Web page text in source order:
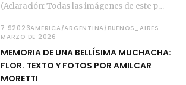
(Aclaración: Todas las imágenes de este posteo fueron tomadas de Bloghemia.com, y todos los…
7 92023AMERICA/ARGENTINA/BUENOS_AIRES
MARZO DE 2026
MEMORIA DE UNA BELLÍSIMA MUCHACHA:
FLOR. TEXTO Y FOTOS POR AMILCAR
MORETTI